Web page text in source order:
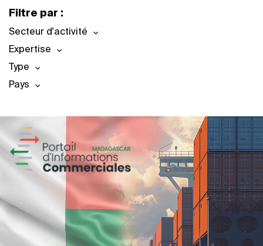
Filtre par :
Secteur d'activité
Expertise
Type
Pays